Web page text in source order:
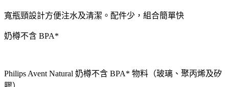
寬瓶頸設計方便注水及清潔。配件少，組合簡單快
奶樽不含 BPA*
Philips Avent Natural 奶樽不含 BPA* 物料（玻璃、聚丙烯及矽